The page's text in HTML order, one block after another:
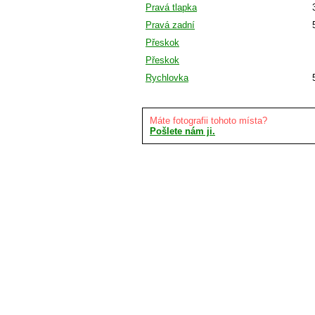
Pravá tlapka
Pravá zadní
Přeskok
Přeskok
Rychlovka
Máte fotografii tohoto místa?
Pošlete nám ji.